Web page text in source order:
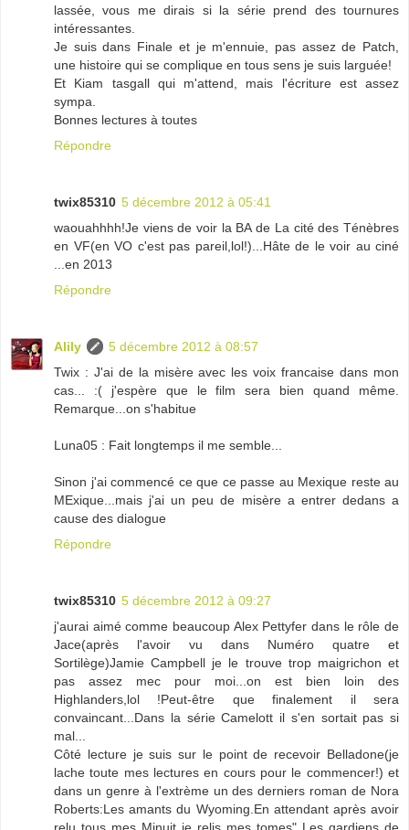
lassée, vous me dirais si la série prend des tournures
intéressantes.
Je suis dans Finale et je m'ennuie, pas assez de Patch,
une histoire qui se complique en tous sens je suis larguée!
Et Kiam tasgall qui m'attend, mais l'écriture est assez
sympa.
Bonnes lectures à toutes
Répondre
twix85310 5 décembre 2012 à 05:41
waouahhhh!Je viens de voir la BA de La cité des Ténèbres
en VF(en VO c'est pas pareil,lol!)...Hâte de le voir au ciné
...en 2013
Répondre
Alily
5 décembre 2012 à 08:57
Twix : J'ai de la misère avec les voix francaise dans mon
cas... :( j'espère que le film sera bien quand même.
Remarque...on s'habitue
Luna05 : Fait longtemps il me semble...
Sinon j'ai commencé ce que ce passe au Mexique reste au
MExique...mais j'ai un peu de misère a entrer dedans a
cause des dialogue
Répondre
twix85310 5 décembre 2012 à 09:27
j'aurai aimé comme beaucoup Alex Pettyfer dans le rôle de
Jace(après l'avoir vu dans Numéro quatre et
Sortilège)Jamie Campbell je le trouve trop maigrichon et
pas assez mec pour moi...on est bien loin des
Highlanders,lol !Peut-être que finalement il sera
convaincant...Dans la série Camelott il s'en sortait pas si
mal...
Côté lecture je suis sur le point de recevoir Belladone(je
lache toute mes lectures en cours pour le commencer!) et
dans un genre à l'extrème un des derniers roman de Nora
Roberts:Les amants du Wyoming.En attendant après avoir